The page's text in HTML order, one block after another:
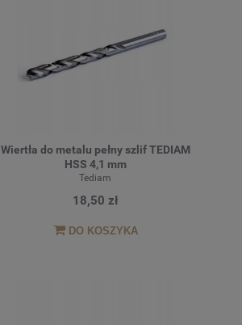
Wiertła do metalu pełny szlif TEDIAM
HSS 4,1 mm
Tediam
18,50 zł
DO KOSZYKA